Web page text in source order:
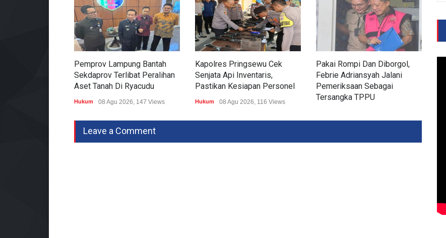
Pemprov Lampung Bantah
Sekdaprov Terlibat Peralihan
Aset Tanah Di Ryacudu
Hukum 08 Agu 2026, 147 Views
Kapolres Pringsewu Cek
Senjata Api Inventaris,
Pastikan Kesiapan Personel
Hukum 08 Agu 2026, 116 Views
Pakai Rompi Dan Diborgol,
Febrie Adriansyah Jalani
Pemeriksaan Sebagai
Tersangka TPPU
Leave a Comment